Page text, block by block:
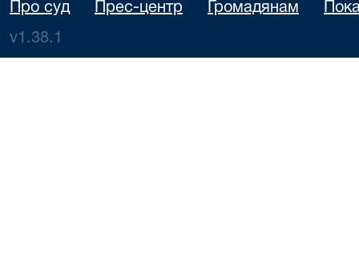
Про суд Прес-центр Громадянам
v1.38.1